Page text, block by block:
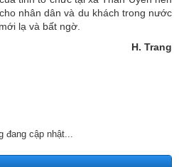
nhân dân và du khách trong nước
lạ và bất ngờ.
H. Trang
đang cập nhật...
Quy định nguyên tắc, tiêu chí, định
trung ương và tỷ lệ vốn đối ứng
hiện Chương trình mục tiêu
giai đoạn 2025-2035 trên địa